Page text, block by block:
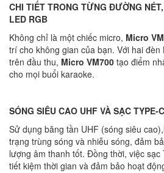
CHI TIẾT TRONG TỪNG ĐƯỜNG
LED RGB
Không chỉ là một chiếc micro, Micro
trí cho không gian của bạn. Với hai
trên đầu thu, Micro VM700 tạo điểm
cho mọi buổi karaoke.
SÓNG SIÊU CAO UHF VÀ SẠC TYPE-C
Sử dụng băng tần UHF (sóng siêu cao),
trạng trùng sóng và nhiễu sóng, đảm
lượng âm thanh tốt. Đồng thời, việc sạc
tiết kiệm thời gian và đảm bảo hoạt